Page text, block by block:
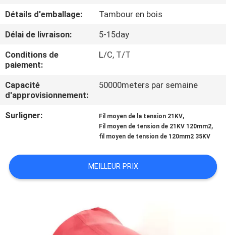
CONTRÔLE
DE
QUALITÉ
CONTACTEZ-
NOUS
DEMANDEZ
UNE
CITATION
Détails d'emballage:
Tambour en bois
Délai de livraison:
5-15day
Conditions de
paiement:
L/C, T/T
Capacité
d'approvisionnement:
50000meters par semaine
Surligner: Fil moyen de la tension 21KV,
Fil moyen de tension de 21KV 120mm2,
fil moyen de tension de 120mm2 35KV
MEILLEUR PRIX